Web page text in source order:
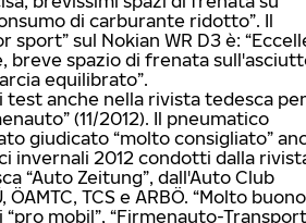
di carburante ridotto”. Il
sport” sul Nokian WR D3 è:
breve spazio di frenata
equilibrato”.
test anche nella rivista tedesca per
(11/2012). Il pneumatico
giudicato “molto consigliato”
invernali 2012 condotti dalla
“Auto Zeitung”, dall'Auto Club
ÖAMTC, TCS e ARBÖ. “Molto
mobil”, “Firmenauto-